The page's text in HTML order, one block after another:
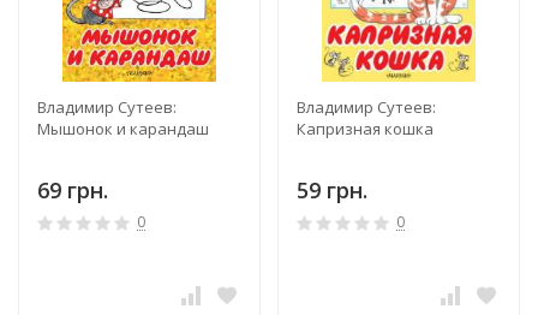
Владимир Сутеев:
Мышонок и карандаш
69 грн.
0
Владимир Сутеев:
Капризная кошка
59 грн.
0